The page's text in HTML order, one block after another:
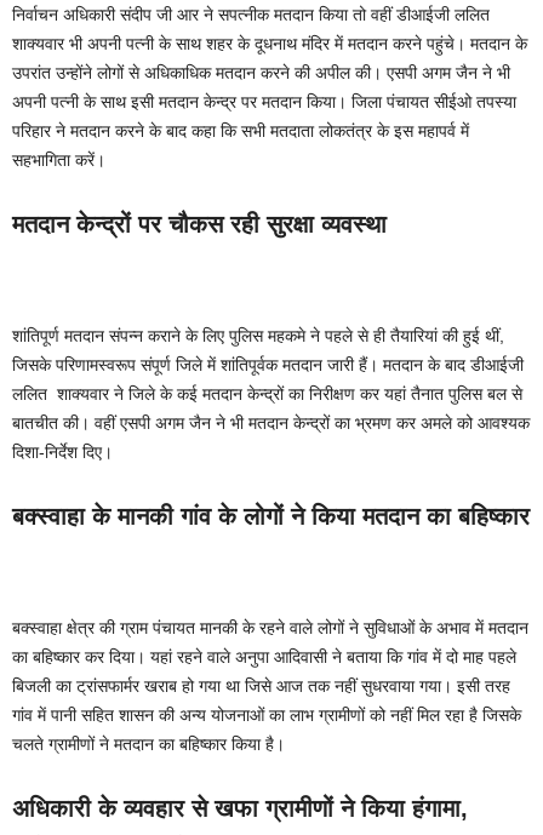
निर्वाचन अधिकारी संदीप जी आर ने सपत्नीक मतदान किया तो वहीं डीआईजी ललित
शाक्यवार भी अपनी पत्नी के साथ शहर के दूधनाथ मंदिर में मतदान करने पहुंचे। मतदान के
उपरांत उन्होंने लोगों से अधिकाधिक मतदान करने की अपील की। एसपी अगम जैन ने भी
अपनी पत्नी के साथ इसी मतदान केन्द्र पर मतदान किया। जिला पंचायत सीईओ तपस्या
परिहार ने मतदान करने के बाद कहा कि सभी मतदाता लोकतंत्र के इस महापर्व में
सहभागिता करें।
मतदान केन्द्रों पर चौकस रही सुरक्षा व्यवस्था
शांतिपूर्ण मतदान संपन्न कराने के लिए पुलिस महकमे ने पहले से ही तैयारियां की हुई थीं,
जिसके परिणामस्वरूप संपूर्ण जिले में शांतिपूर्वक मतदान जारी हैं। मतदान के बाद डीआईजी
ललित शाक्यवार ने जिले के कई मतदान केन्द्रों का निरीक्षण कर यहां तैनात पुलिस बल से
बातचीत की। वहीं एसपी अगम जैन ने भी मतदान केन्द्रों का भ्रमण कर अमले को आवश्यक
दिशा-निर्देश दिए।
बक्स्वाहा के मानकी गांव के लोगों ने किया मतदान का बहिष्कार
बक्स्वाहा क्षेत्र की ग्राम पंचायत मानकी के रहने वाले लोगों ने सुविधाओं के अभाव में मतदान
का बहिष्कार कर दिया। यहां रहने वाले अनुपा आदिवासी ने बताया कि गांव में दो माह पहले
बिजली का ट्रांसफार्मर खराब हो गया था जिसे आज तक नहीं सुधरवाया गया। इसी तरह
गांव में पानी सहित शासन की अन्य योजनाओं का लाभ ग्रामीणों को नहीं मिल रहा है जिसके
चलते ग्रामीणों ने मतदान का बहिष्कार किया है।
अधिकारी के व्यवहार से खफा ग्रामीणों ने किया हंगामा,